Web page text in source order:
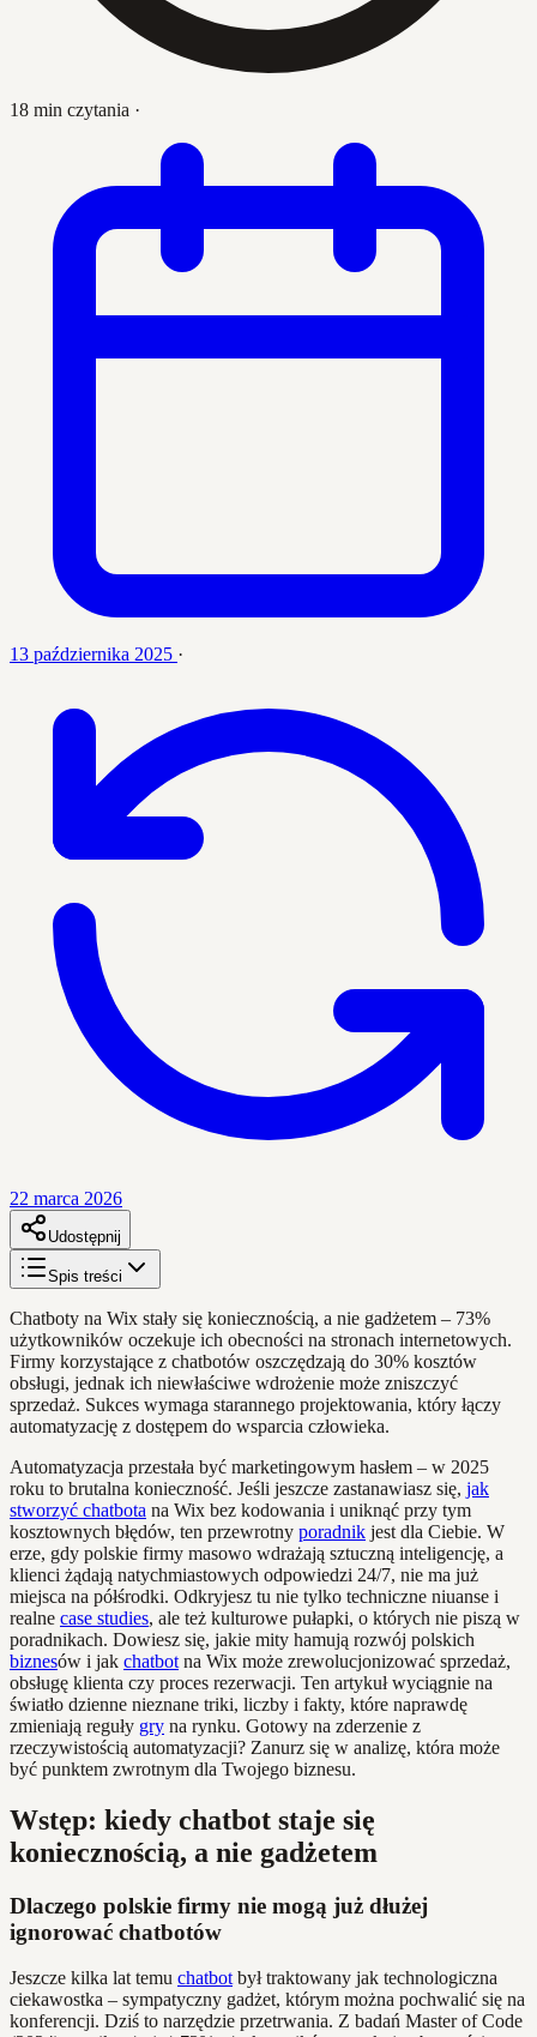
18 min czytania ·
13 października 2025 ·
22 marca 2026
Udostępnij
Spis treści
Chatboty na Wix stały się koniecznością, a nie gadżetem – 73%
użytkowników oczekuje ich obecności na stronach internetowych.
Firmy korzystające z chatbotów oszczędzają do 30% kosztów
obsługi, jednak ich niewłaściwe wdrożenie może zniszczyć
sprzedaż. Sukces wymaga starannego projektowania, który łączy
automatyzację z dostępem do wsparcia człowieka.
Automatyzacja przestała być marketingowym hasłem – w 2025
roku to brutalna konieczność. Jeśli jeszcze zastanawiasz się, jak
stworzyć chatbota na Wix bez kodowania i uniknąć przy tym
kosztownych błędów, ten przewrotny poradnik jest dla Ciebie. W
erze, gdy polskie firmy masowo wdrażają sztuczną inteligencję, a
klienci żądają natychmiastowych odpowiedzi 24/7, nie ma już
miejsca na półśrodki. Odkryjesz tu nie tylko techniczne niuanse i
realne case studies, ale też kulturowe pułapki, o których nie piszą w
poradnikach. Dowiesz się, jakie mity hamują rozwój polskich
biznesów i jak chatbot na Wix może zrewolucjonizować sprzedaż,
obsługę klienta czy proces rezerwacji. Ten artykuł wyciągnie na
światło dzienne nieznane triki, liczby i fakty, które naprawdę
zmieniają reguły gry na rynku. Gotowy na zderzenie z
rzeczywistością automatyzacji? Zanurz się w analizę, która może
być punktem zwrotnym dla Twojego biznesu.
Wstęp: kiedy chatbot staje się
koniecznością, a nie gadżetem
Dlaczego polskie firmy nie mogą już dłużej
ignorować chatbotów
Jeszcze kilka lat temu chatbot był traktowany jak technologiczna
ciekawostka – sympatyczny gadżet, którym można pochwalić się na
konferencji. Dziś to narzędzie przetrwania. Z badań Master of Code